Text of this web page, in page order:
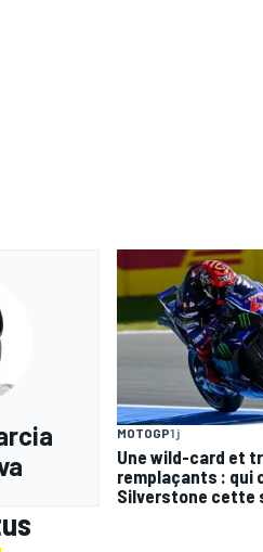
MOTOGP1 j
Une wild-card et
remplaçants : qui
Silverstone cette